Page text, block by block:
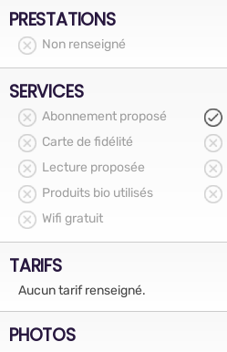
PRESTATIONS
Non renseigné
SERVICES
Abonnement proposé
Carte de fidélité
Lecture proposée
Produits bio utilisés
Wifi gratuit
TARIFS
Aucun tarif renseigné.
PHOTOS